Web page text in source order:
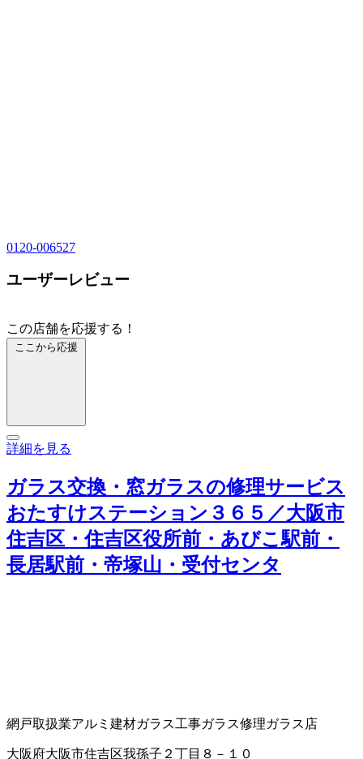
0120-006527
ユーザーレビュー
この店舗を応援する！
ここから応援
詳細を見る
ガラス交換・窓ガラスの修理サービス
おたすけステーション３６５／大阪市
住吉区・住吉区役所前・あびこ駅前・
長居駅前・帝塚山・受付センタ
網戸取扱業アルミ建材ガラス工事ガラス修理ガラス店
大阪府大阪市住吉区我孫子２丁目８－１０